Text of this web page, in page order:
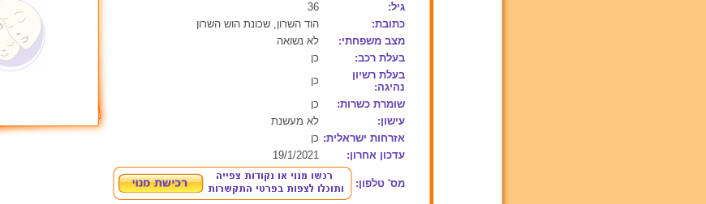
גיל:
36
כתובת:
הוד השרון, שכונת הוש השרון
מצב משפחתי:
לא נשואה
בעלת רכב:
כן
בעלת רשיון
נהיגה:
כן
שומרת כשרות:
כן
עישון:
לא מעשנת
אזרחות ישראלית: כן
עדכון אחרון:
19/1/2021
מס' טלפון: